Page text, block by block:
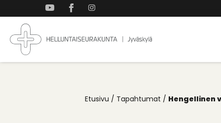
ylös
Jyväskylän
Koti
Etusivu / Tapahtumat / Hengellinen